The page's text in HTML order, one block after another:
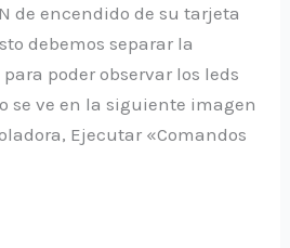
de encendido de su tarjeta
debemos separar la
poder observar los leds
se ve en la siguiente imagen
Ejecutar «Comandos